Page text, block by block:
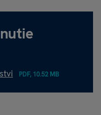
PDF, 10.52 MB